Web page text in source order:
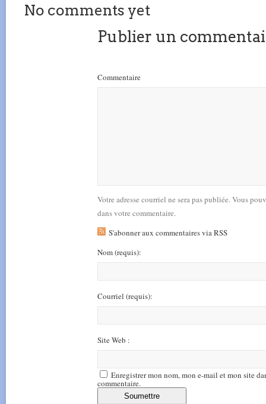
No comments yet
Publier un
Commentaire
Votre adresse courriel ne sera pas publiée. Vous
dans votre commentaire.
S'abonner aux commentaires via RSS
Nom(requis):
Courriel (requis):
Site Web :
Enregistrer mon nom, mon e-mail et mon site
commentaire.